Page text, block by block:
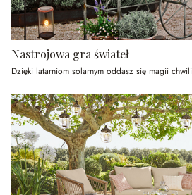
Nastrojowa gra świateł
Dzięki latarniom solarnym oddasz się magii chwili